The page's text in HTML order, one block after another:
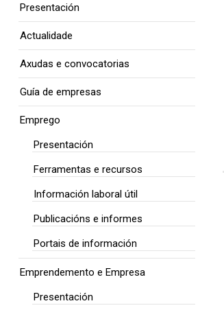
Presentación
Actualidade
Axudas e convocatorias
Guía de empresas
Emprego
Presentación
Ferramentas e recursos
Información laboral útil
Publicacións e informes
Portais de información
Emprendemento e Empresa
Presentación